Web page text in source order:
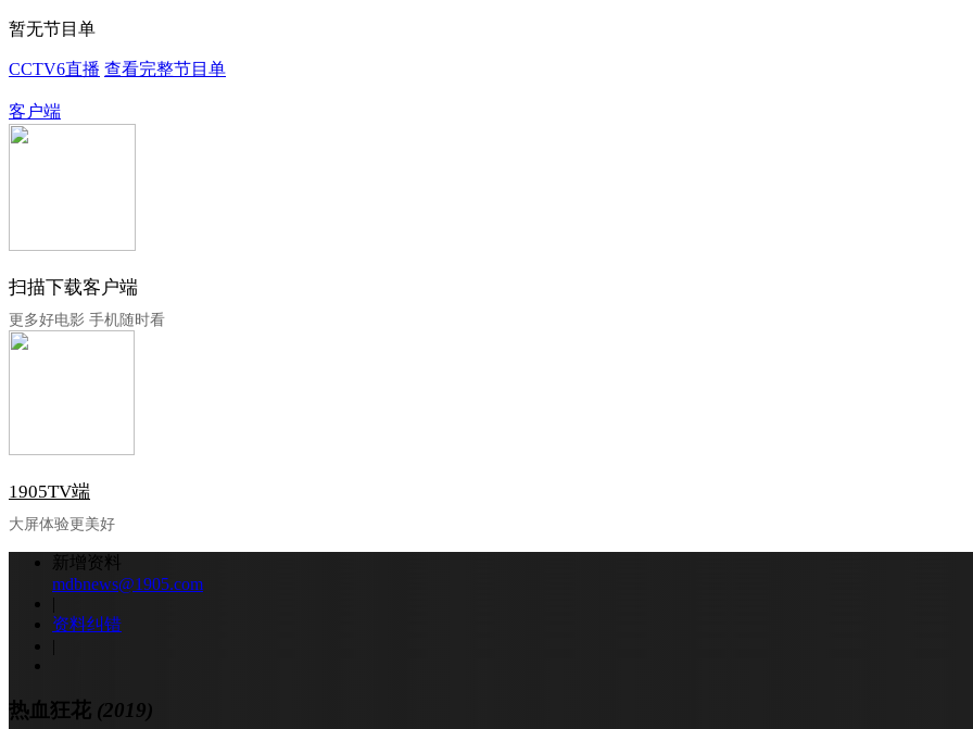
暂无节目单
CCTV6直播 查看完整节目单
客户端
扫描下载客户端
更多好电影 手机随时看
1905TV端
大屏体验更美好
新增资料
mdbnews@1905.com
|
资料纠错
|
热血狂花 (2019)